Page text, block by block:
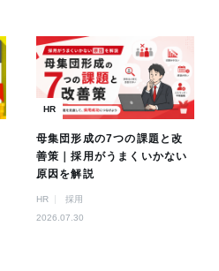
HR
母集団形成の7つの課題と改
善策｜採用がうまくいかない
原因を解説
HR
採用
2026.07.30